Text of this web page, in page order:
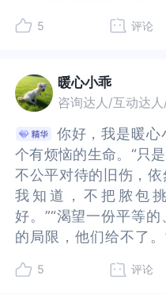
我们能做的就是独立
咨询师沟通的时候，
分。（关于财产一对
候财产有法律保护的
感，随着我们的成长
使偶尔没有安全感，也
一些复盘自己拥有的
己连接越深，独立性
建立更强的安全感的
我们能做的就是独立
咨询师沟通的时候，
分。（关于财产一对
候财产有法律保护的
感，随着我们的成长
使偶尔没有安全感，也
一些复盘自己拥有的
己连接越深，独立性
建立更强的安全感的
平等关系，相信我们
相信我们会明白，值
心是有创伤存在的，
现，你内心的恨意，
会伴随你很久，你要
亲戚们给不到你的真
过去那个得不到爱的
念。这个过程需要伴
时，接纳自己那么多
早离开你的不公，允
够的爱，允许自己恨
到好处而对你虚与委
伤存在的，母亲去世
心的恨意，对爱的渴
很久，你要学会与你
不到你的真诚和爱深
得不到爱的孩子的你
过程需要伴随你很久
自己那么多的恨意：
的不公，允许自己恨
允许自己恨亲戚们为
对你虚与委蛇，允许
要自己维护好；一部
关：在一个大家庭里，
有关。导致每个人都
来越多。就像《大明
一个人能在压力下维
种能力，人才能分清
觉是别人的“把自己还
解自己需要什么，理
响的想法有哪些，之
人的安全感一部分和
有关，一部分也和人
维护好；一部分和人
个大家庭里，很多人缺
致每个人都好像在维
就像《大明王朝》里
在压力下维持内心完
人才能分清楚哪些感
的“把自己还给自己，
要什么，理解别人单
有哪些，之后才能做
感一部分和现实中有
部分也和人能思考、
那一刻，虽然依然有很
你带着这些当下的力
最核心的一个区分，
我，和过往的，创伤
而不是一个部分被某
噬。不知道，聊到这
在有没有某些感受在微
个概念上，我想可能
和谁课题分离？又对
样的感受和场景？清
描述一个感觉，常听
已过万重山的轻舟和驭
刻，虽然依然有很复杂
着这些当下的力量和
心的一个区分，当下
过往的，创伤的，脆
一个部分被某一个部
知道，聊到这里，你
有某些感受在微微的变
上，我想可能要向你
题分离？又对课题分
受和场景？清晰这一
个感觉，常听一句话
重山的轻舟和驭舟人，
5 评论
暖心小乖
你好，我是暖心
个有烦恼的生命。“只
不公平对待的旧伤，依
我知道，不把脓包
好。”“渴望一份平等
的局限，他们给不了
心理咨询，并持续学习
个有烦恼的生命。“只
不公平对待的旧伤，依
我知道，不把脓包
好。”“渴望一份平等
的局限，他们给不了。
并持续学习心理学，凭
5 评论